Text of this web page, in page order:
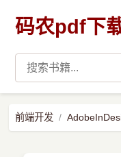
码农pdf下
前端开发